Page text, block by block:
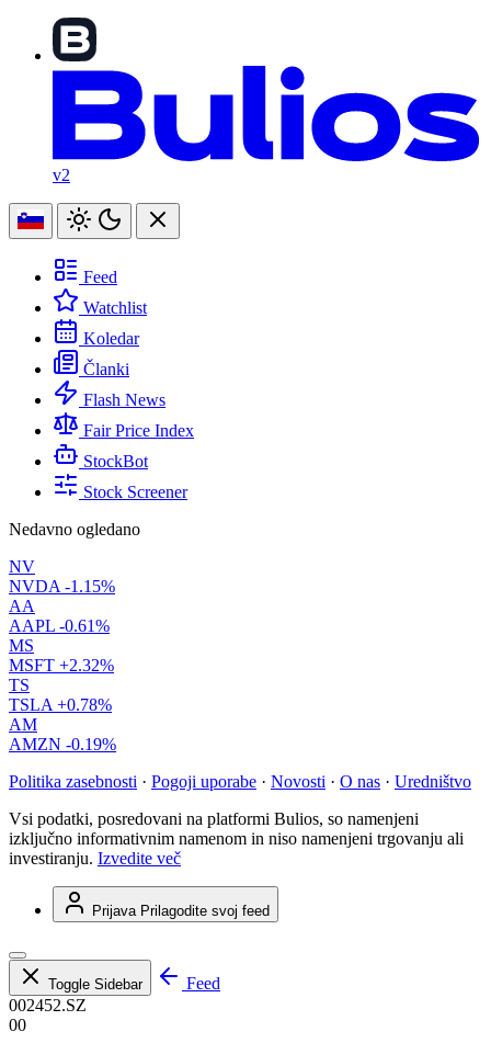
v2
Feed
Watchlist
Koledar
Članki
Flash News
Fair Price Index
StockBot
Stock Screener
Nedavno ogledano
NV
NVDA -1.15%
AA
AAPL -0.61%
MS
MSFT +2.32%
TS
TSLA +0.78%
AM
AMZN -0.19%
Politika zasebnosti · Pogoji uporabe · Novosti · O nas · Uredništvo
Vsi podatki, posredovani na platformi Bulios, so namenjeni
izključno informativnim namenom in niso namenjeni trgovanju ali
investiranju. Izvedite več
Prijava Prilagodite svoj feed
Toggle Sidebar
Feed
002452.SZ
00